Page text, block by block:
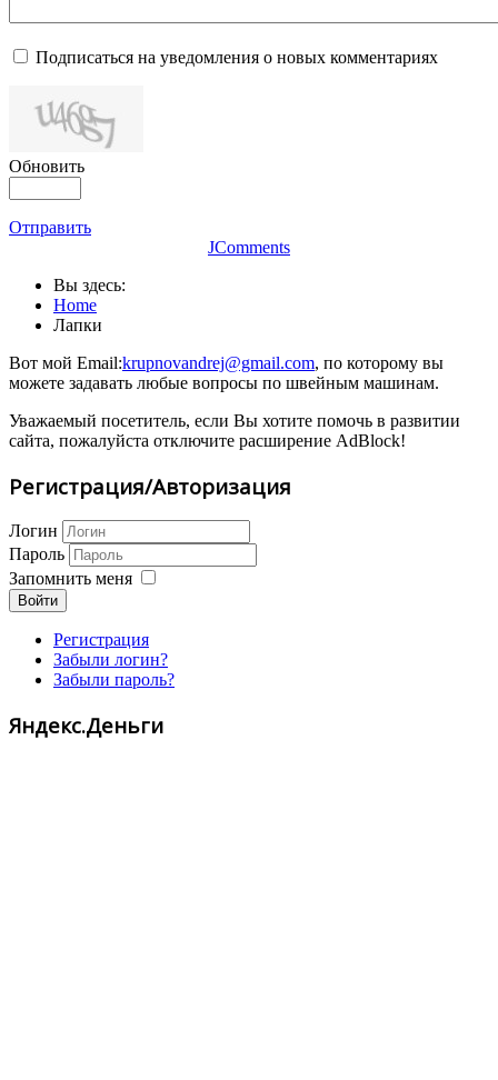
Подписаться на уведомления о новых комментариях
Обновить
Отправить
JComments
Вы здесь:
Home
Лапки
Вот мой Email:krupnovandrej@gmail.com, по которому вы
можете задавать любые вопросы по швейным машинам.
Уважаемый посетитель, если Вы хотите помочь в развитии
сайта, пожалуйста отключите расширение AdBlock!
Регистрация/Авторизация
Логин
Пароль
Запомнить меня
Войти
Регистрация
Забыли логин?
Забыли пароль?
Яндекс.Деньги